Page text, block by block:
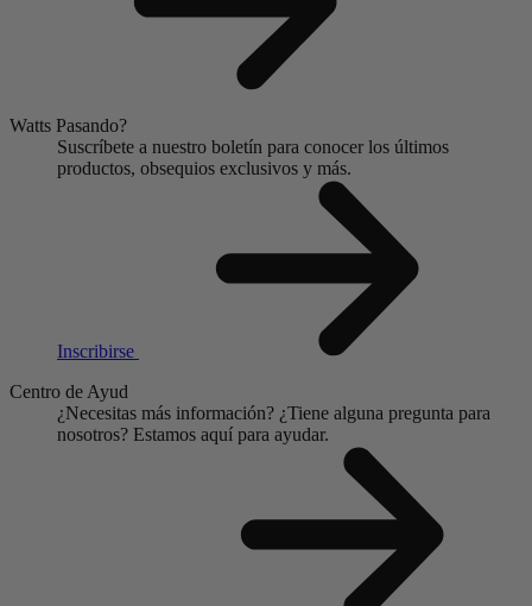
Watts Pasando?
Suscríbete a nuestro boletín para conocer los últimos
productos, obsequios exclusivos y más.
Inscribirse
Centro de Ayud
¿Necesitas más información? ¿Tiene alguna pregunta para
nosotros? Estamos aquí para ayudar.